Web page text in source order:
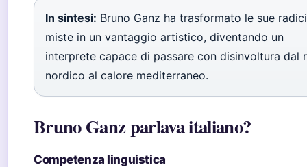
In sintesi: Bruno Ganz ha trasformato le sue radici
miste in un vantaggio artistico, diventando un
interprete capace di passare con disinvoltura dal
nordico al calore mediterraneo.
Bruno Ganz parlava italiano?
Competenza linguistica